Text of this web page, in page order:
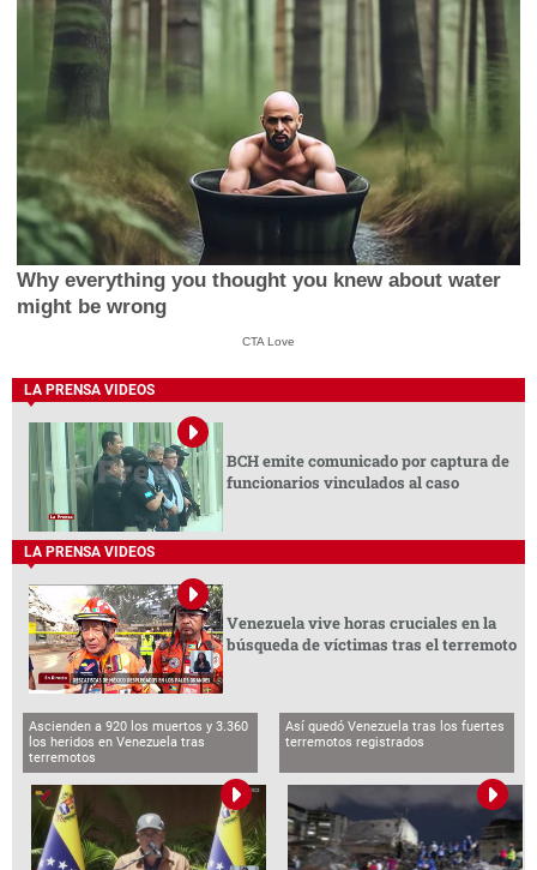
Why everything you thought you knew about water
might be wrong
CTA Love
LA PRENSA VIDEOS
BCH emite comunicado por captura de
funcionarios vinculados al caso
LA PRENSA VIDEOS
Venezuela vive horas cruciales en la
búsqueda de víctimas tras el terremoto
Ascienden a 920 los muertos y 3.360
los heridos en Venezuela tras
terremotos
Así quedó Venezuela tras los fuertes
terremotos registrados